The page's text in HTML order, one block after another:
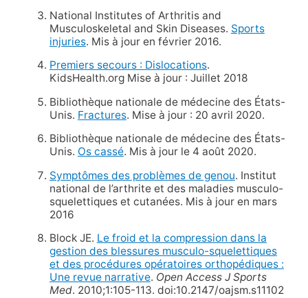
National Institutes of Arthritis and
Musculoskeletal and Skin Diseases. Sports
injuries. Mis à jour en février 2016.
Premiers secours : Dislocations.
KidsHealth.org Mise à jour : Juillet 2018
Bibliothèque nationale de médecine des États-
Unis. Fractures. Mise à jour : 20 avril 2020.
Bibliothèque nationale de médecine des États-
Unis. Os cassé. Mis à jour le 4 août 2020.
Symptômes des problèmes de genou. Institut
national de l’arthrite et des maladies musculo-
squelettiques et cutanées. Mis à jour en mars
2016
Block JE. Le froid et la compression dans la
gestion des blessures musculo-squelettiques
et des procédures opératoires orthopédiques :
Une revue narrative. Open Access J Sports
Med. 2010;1:105-113. doi:10.2147/oajsm.s11102